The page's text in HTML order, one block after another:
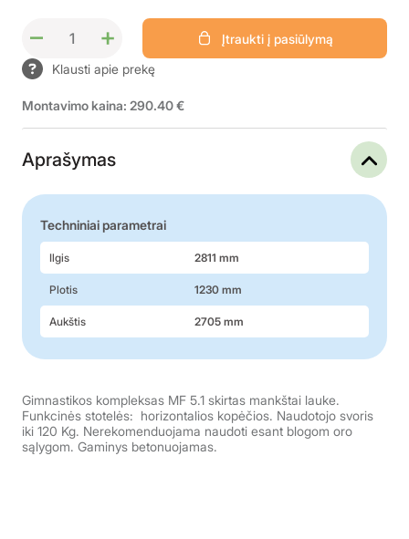
– +
Įtraukti į pasiūlymą
Klausti apie prekę
Montavimo kaina: 290.40 €
Aprašymas
Techniniai parametrai
Ilgis 2811 mm
Plotis 1230 mm
Aukštis 2705 mm
Gimnastikos kompleksas MF 5.1 skirtas mankštai lauke.
Funkcinės stotelės: horizontalios kopėčios. Naudotojo svoris
iki 120 Kg. Nerekomenduojama naudoti esant blogom oro
sąlygom. Gaminys betonuojamas.